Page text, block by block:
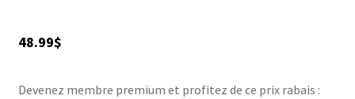
48.99$
Devenez membre premium et profitez de ce prix rabais :